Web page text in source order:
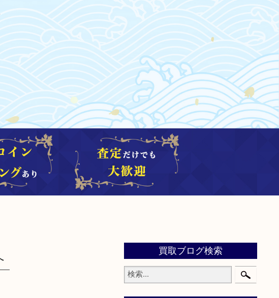
買取ブログ検索